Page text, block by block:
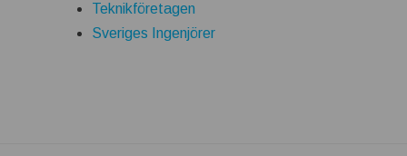
Teknikföretagen
Sveriges Ingenjörer